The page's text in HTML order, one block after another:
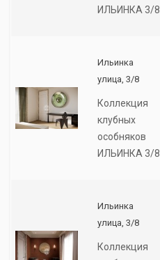
ИЛЬИНКА 3/8
Ильинка
улица, 3/8
Коллекция
клубных
особняков
ИЛЬИНКА 3/8
Ильинка
улица, 3/8
Коллекция